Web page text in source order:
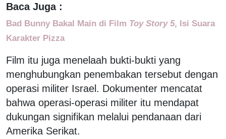
Baca Juga :
Bad Bunny Bakal Main di Film Toy Story 5, Isi Suara
Karakter Pizza
Film itu juga menelaah bukti-bukti yang
menghubungkan penembakan tersebut dengan
operasi militer Israel. Dokumenter mencatat
bahwa operasi-operasi militer itu mendapat
dukungan signifikan melalui pendanaan dari
Amerika Serikat.